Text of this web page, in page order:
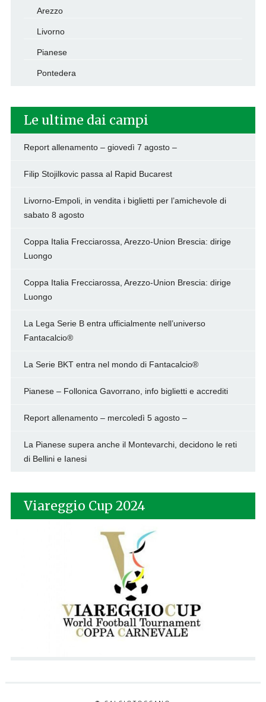
Arezzo
Livorno
Pianese
Pontedera
Le ultime dai campi
Report allenamento – giovedì 7 agosto –
Filip Stojilkovic passa al Rapid Bucarest
Livorno-Empoli, in vendita i biglietti per l’amichevole di
sabato 8 agosto
Coppa Italia Frecciarossa, Arezzo-Union Brescia: dirige
Luongo
Coppa Italia Frecciarossa, Arezzo-Union Brescia: dirige
Luongo
La Lega Serie B entra ufficialmente nell’universo
Fantacalcio®
La Serie BKT entra nel mondo di Fantacalcio®
Pianese – Follonica Gavorrano, info biglietti e accrediti
Report allenamento – mercoledì 5 agosto –
La Pianese supera anche il Montevarchi, decidono le reti
di Bellini e Ianesi
Viareggio Cup 2024